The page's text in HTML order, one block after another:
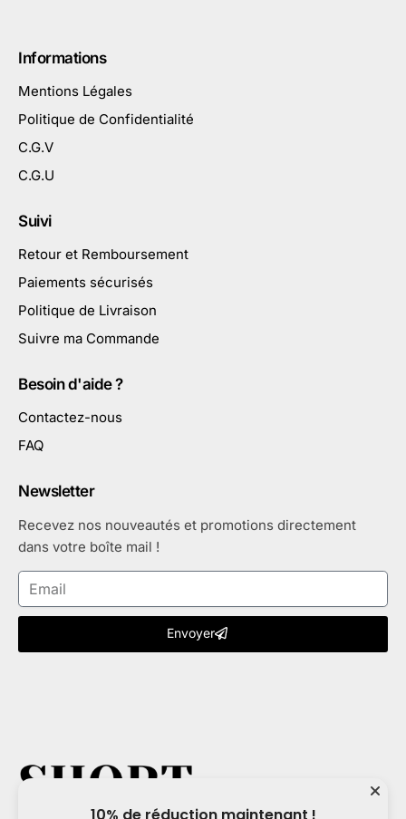
Informations
Mentions Légales
Politique de Confidentialité
C.G.V
C.G.U
Suivi
Retour et Remboursement
Paiements sécurisés
Politique de Livraison
Suivre ma Commande
Besoin d'aide ?
Contactez-nous
FAQ
Newsletter
Recevez nos nouveautés et promotions directement
dans votre boîte mail !
Envoyer